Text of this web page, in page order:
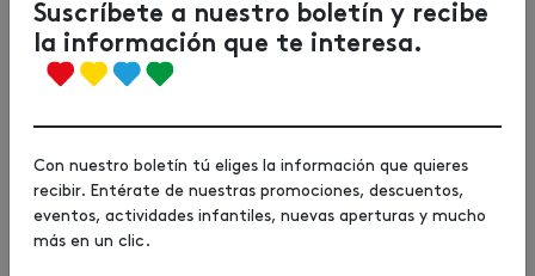
Suscríbete a nuestro boletín y recibe
la información que te interesa.
Con nuestro boletín tú eliges la información que quieres
recibir. Entérate de nuestras promociones, descuentos,
eventos, actividades infantiles, nuevas aperturas y mucho
más en un clic.